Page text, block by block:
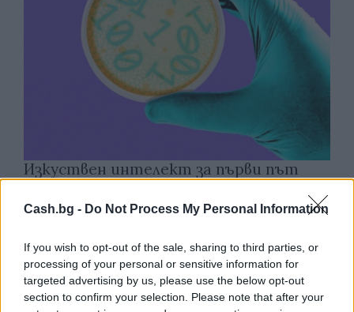
Cash.bg - Do Not Process My Personal Information
If you wish to opt-out of the sale, sharing to third parties, or
processing of your personal or sensitive information for
targeted advertising by us, please use the below opt-out
section to confirm your selection. Please note that after your
Изкуствен интелект за първи път
създаде нови жизнеспособни вируси
07.08.2026 / 15:30